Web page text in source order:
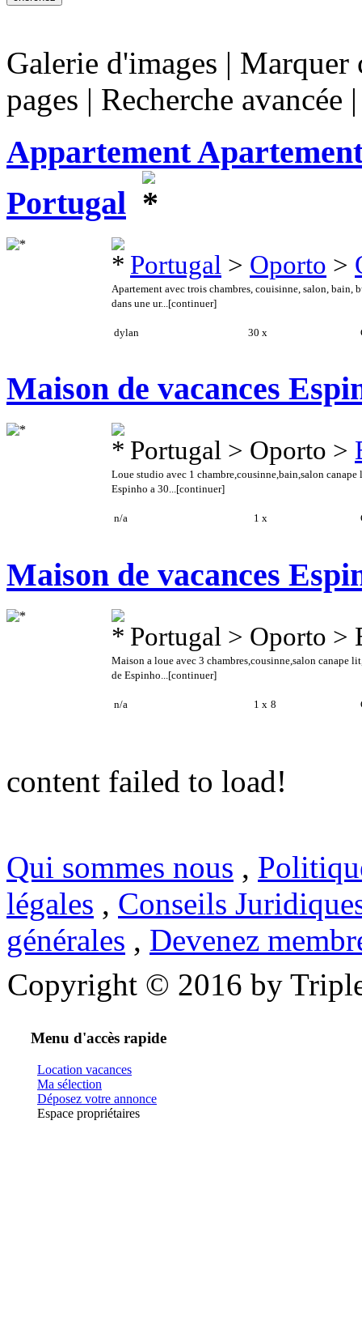
Galerie d'images | Marquer
pages | Recherche avancée
Appartement
Portugal
Portugal > Oporto >
Apartement avec trois chambres, couisinne, salon,
dans une ur... [continuer]
dylan 30 x
Maison de vacances
Portugal > Oporto >
Loue studio avec 1 chambre,cousinne,bain,salon
Espinho a 30...[continuer]
n/a 1 x
Maison de vacances
Portugal > Oporto >
Maison a loue avec 3 chambres,cousinne,salon canape
de Espinho... [continuer]
n/a 1 x 8
content failed to load!
Qui sommes nous ,
légales , Conseils
générales , Devenez
Copyright © 2016 by
Menu d'accès rapide
Location vacances
Ma sélection
Déposez votre annonce
Espace propriétaires